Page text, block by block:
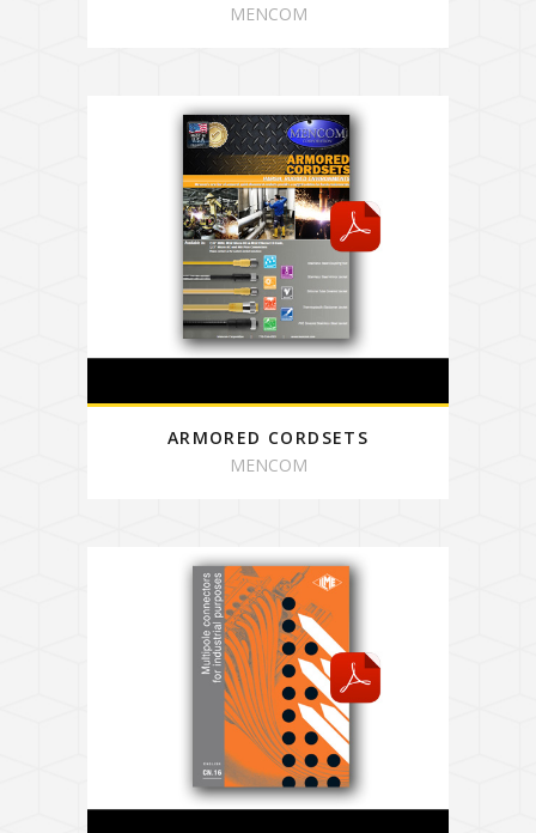
MENCOM
ARMORED CORDSETS
MENCOM